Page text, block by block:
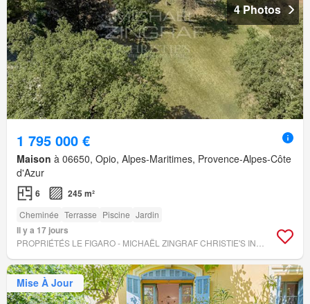
4 Photos
1 795 000 €
Maison à 06650, Opio, Alpes-Maritimes, Provence-Alpes-Côte
d'Azur
6 245 m²
Cheminée Terrasse Piscine Jardin
Il y a 17 jours
Mise À Jour